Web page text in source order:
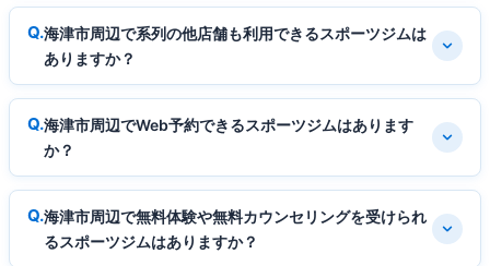
海津市周辺で系列の他店舗も利用できるスポーツジムは
ありますか？
海津市周辺でWeb予約できるスポーツジムはあります
か？
海津市周辺で無料体験や無料カウンセリングを受けられ
るスポーツジムはありますか？